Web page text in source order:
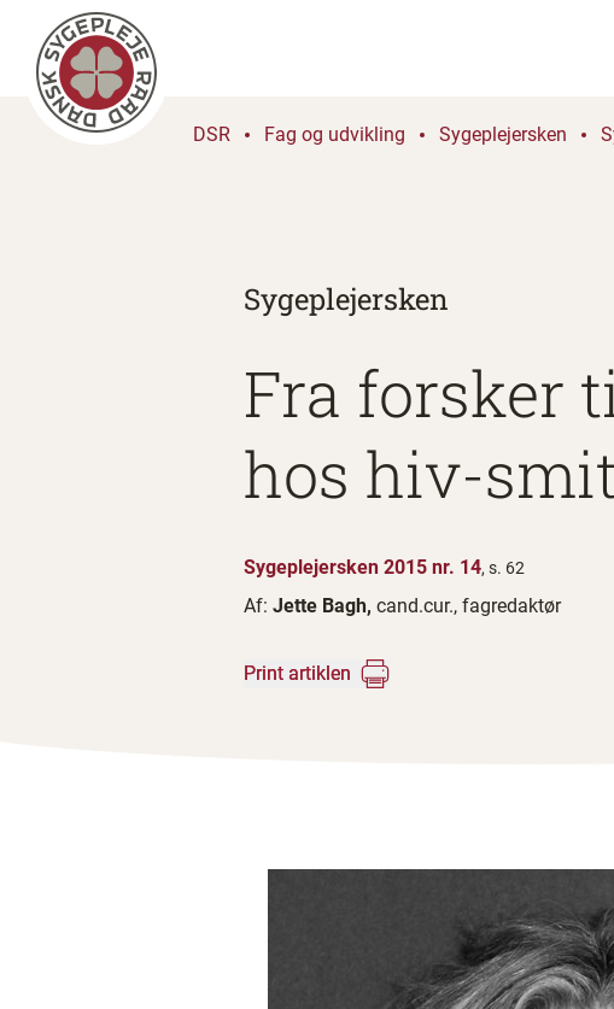
DSR Fag og udvikling Sygeplejersken
Sygeplejersken
Fra forsker
hos hiv-
Sygeplejersken 2015 nr. 14, s. 62
Af: Jette Bagh, cand.cur., fagredaktør
Print artiklen